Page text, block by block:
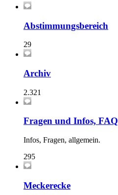
Abstimmungsbereich
29
Archiv
2.321
Fragen und Infos, FAQ
Infos, Fragen, allgemein.
295
Meckerecke